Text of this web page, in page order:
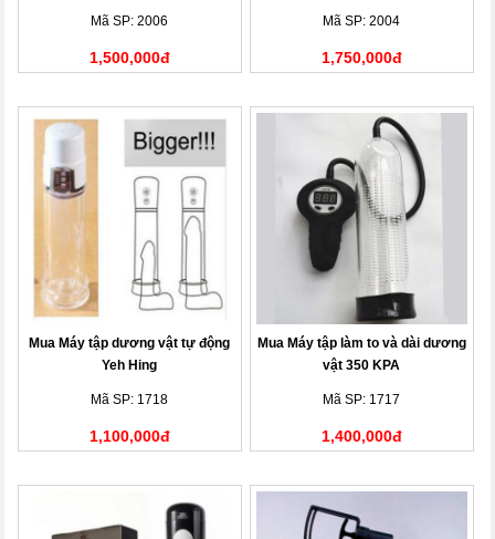
Mã SP: 2006
1,500,000đ
Mã SP: 2004
1,750,000đ
Mua Máy tập dương vật tự động
Yeh Hing
Mã SP: 1718
1,100,000đ
Mua Máy tập làm to và dài dương
vật 350 KPA
Mã SP: 1717
1,400,000đ